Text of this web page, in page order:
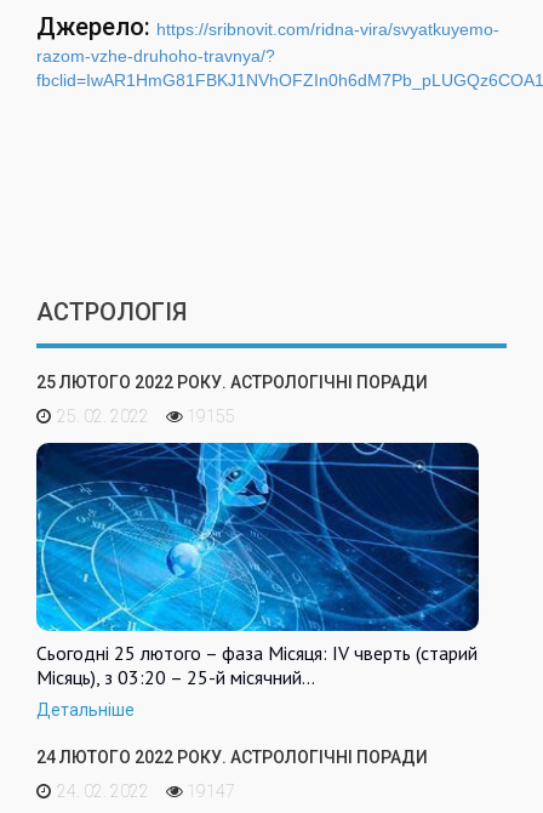
Джерело: https://sribnovit.com/ridna-vira/svyatkuyemo-
razom-vzhe-druhoho-travnya/?
АСТРОЛОГІЯ
25 ЛЮТОГО 2022 РОКУ. АСТРОЛОГІЧНІ ПОРАДИ
25. 02. 2022
19155
Сьогодні 25 лютого – фаза Місяця: IV чверть (старий
Місяць), з 03:20 – 25-й місячний…
Детальніше
24 ЛЮТОГО 2022 РОКУ. АСТРОЛОГІЧНІ ПОРАДИ
24. 02. 2022
19147